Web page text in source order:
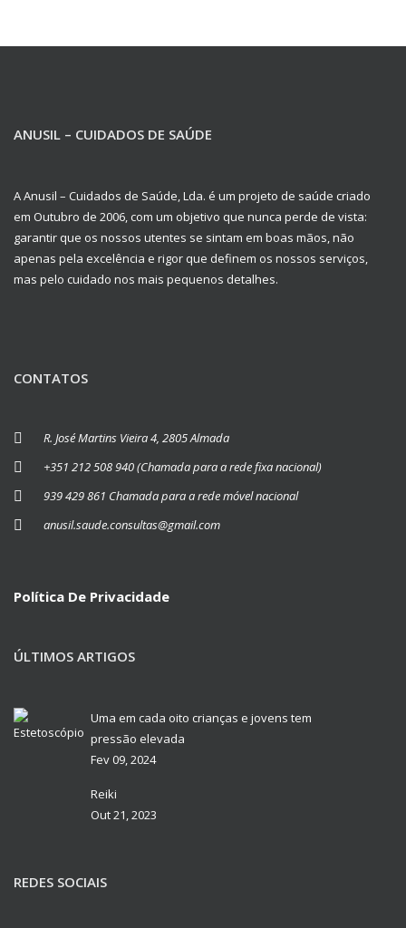
ANUSIL – CUIDADOS DE SAÚDE
A Anusil – Cuidados de Saúde, Lda. é um projeto de saúde criado
em Outubro de 2006, com um objetivo que nunca perde de vista:
garantir que os nossos utentes se sintam em boas mãos, não
apenas pela excelência e rigor que definem os nossos serviços,
mas pelo cuidado nos mais pequenos detalhes.
CONTATOS
R. José Martins Vieira 4, 2805 Almada
+351 212 508 940 (Chamada para a rede fixa nacional)
939 429 861 Chamada para a rede móvel nacional
anusil.saude.consultas@gmail.com
Política De Privacidade
ÚLTIMOS ARTIGOS
Uma em cada oito crianças e jovens tem
pressão elevada
Fev 09, 2024
Reiki
Out 21, 2023
REDES SOCIAIS